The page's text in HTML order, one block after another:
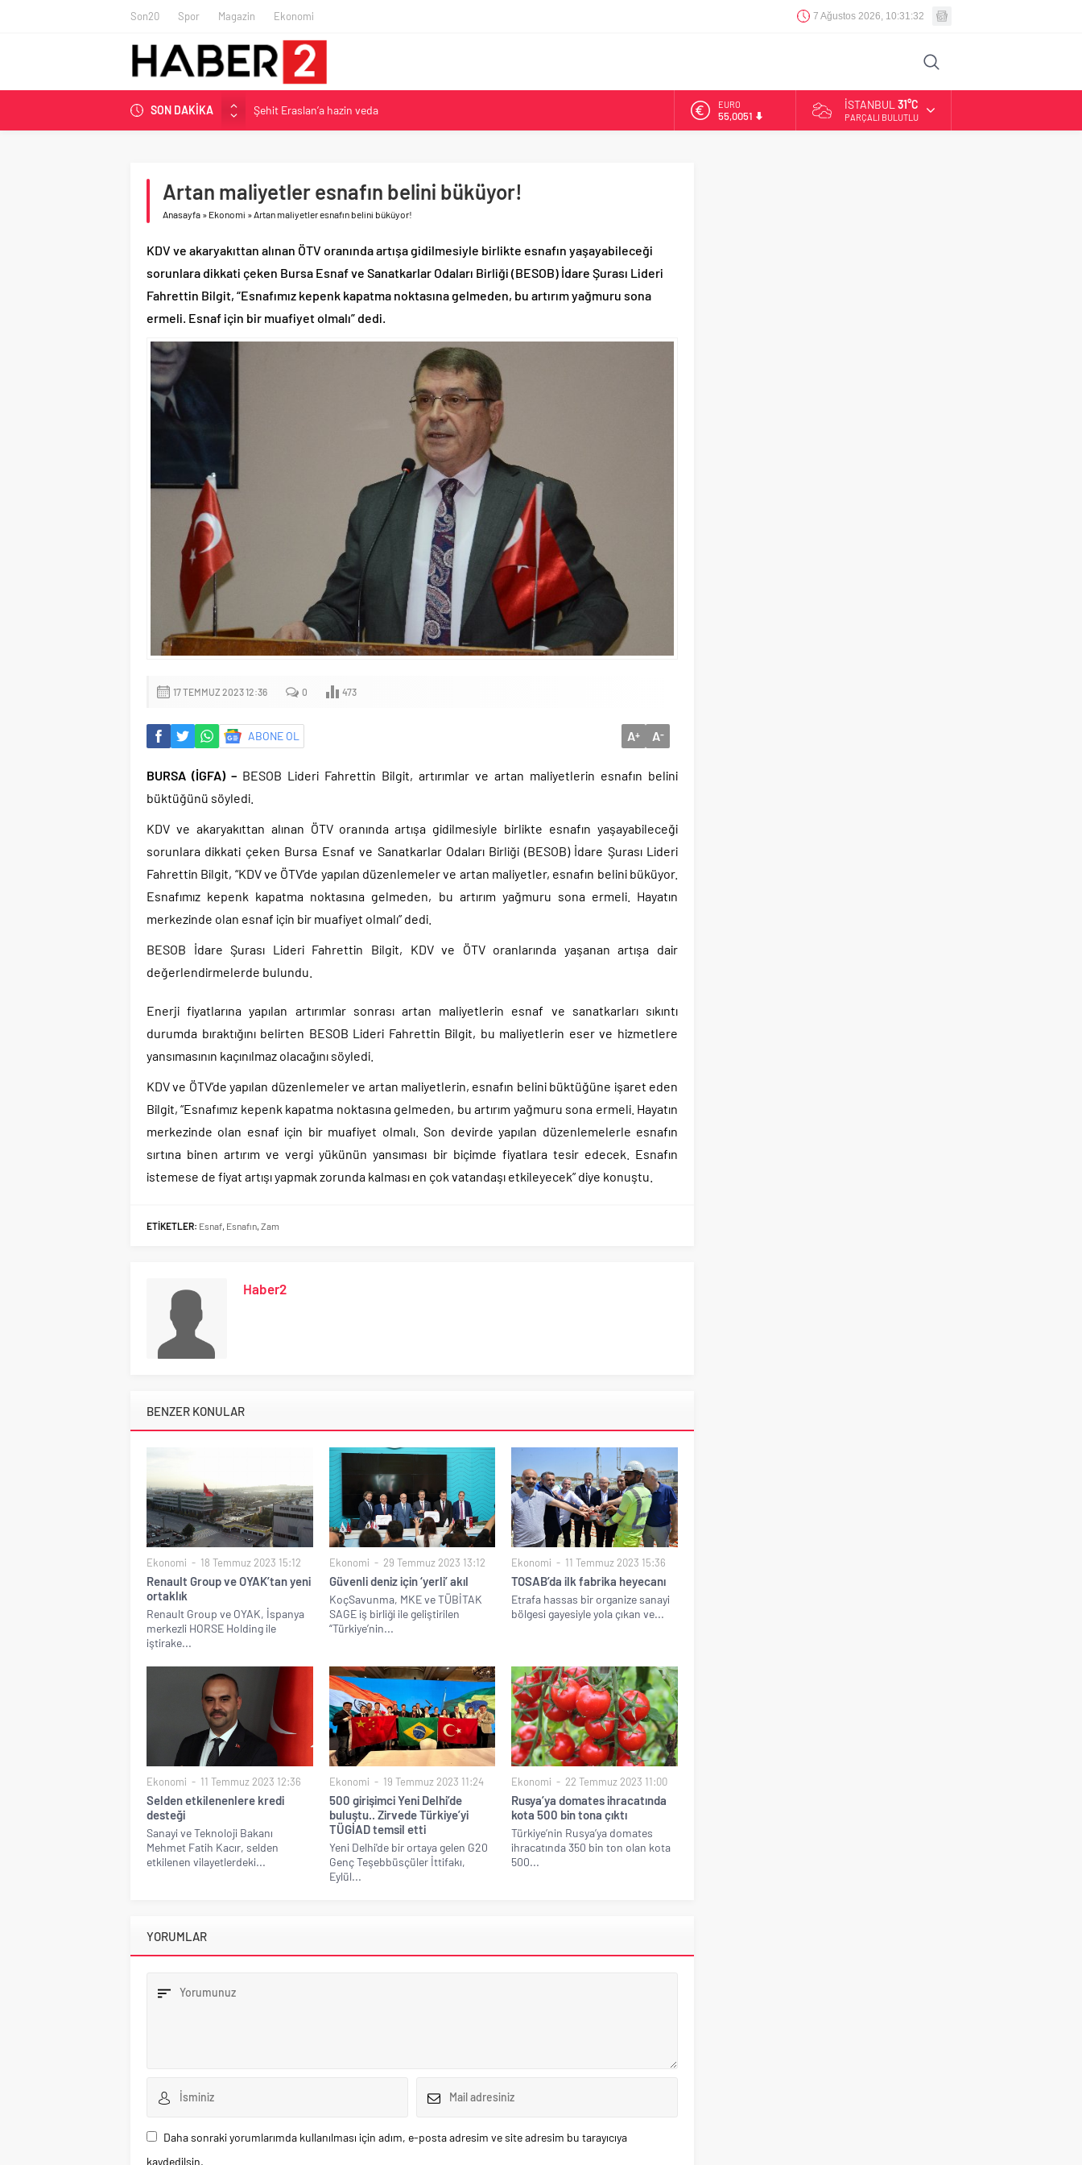
Son20 Spor Magazin Ekonomi 7 Ağustos 2026, 10:31:33
SON DAKİKA
Şehit Eraslan’a hazin veda
Toprak Razgatlıoğlu Çekya’da ikinci oldu
BAU Tıp’tan öğrencilerine 500 bin liralık bilimsel destek
İzmit Belediyesi’nden Tepeköy’de asfalt mesaisi
EURO
55,0051
İSTANBUL 31°C
PARÇALI BULUTLU
Artan maliyetler esnafın belini büküyor!
Anasayfa » Ekonomi »Artan maliyetler esnafın belini büküyor!
KDV ve akaryakıttan alınan ÖTV oranında artışa gidilmesiyle birlikte esnafın yaşayabileceği
sorunlara dikkati çeken Bursa Esnaf ve Sanatkarlar Odaları Birliği (BESOB) İdare Şurası Lideri
Fahrettin Bilgit, “Esnafımız kepenk kapatma noktasına gelmeden, bu artırım yağmuru sona
ermeli. Esnaf için bir muafiyet olmalı” dedi.
17 TEMMUZ 2023 12:36 0 473
ABONE OL A+ A-
BURSA (İGFA) – BESOB Lideri Fahrettin Bilgit, artırımlar ve artan maliyetlerin esnafın belini
büktüğünü söyledi.
KDV ve akaryakıttan alınan ÖTV oranında artışa gidilmesiyle birlikte esnafın yaşayabileceği
sorunlara dikkati çeken Bursa Esnaf ve Sanatkarlar Odaları Birliği (BESOB) İdare Şurası Lideri
Fahrettin Bilgit, “KDV ve ÖTV’de yapılan düzenlemeler ve artan maliyetler, esnafın belini büküyor.
Esnafımız kepenk kapatma noktasına gelmeden, bu artırım yağmuru sona ermeli. Hayatın
merkezinde olan esnaf için bir muafiyet olmalı” dedi.
BESOB İdare Şurası Lideri Fahrettin Bilgit, KDV ve ÖTV oranlarında yaşanan artışa dair
değerlendirmelerde bulundu.
Enerji fiyatlarına yapılan artırımlar sonrası artan maliyetlerin esnaf ve sanatkarları sıkıntı
durumda bıraktığını belirten BESOB Lideri Fahrettin Bilgit, bu maliyetlerin eser ve hizmetlere
yansımasının kaçınılmaz olacağını söyledi.
KDV ve ÖTV’de yapılan düzenlemeler ve artan maliyetlerin, esnafın belini büktüğüne işaret eden
Bilgit, “Esnafımız kepenk kapatma noktasına gelmeden, bu artırım yağmuru sona ermeli. Hayatın
merkezinde olan esnaf için bir muafiyet olmalı. Son devirde yapılan düzenlemelerle esnafın
sırtına binen artırım ve vergi yükünün yansıması bir biçimde fiyatlara tesir edecek. Esnafın
istemese de fiyat artışı yapmak zorunda kalması en çok vatandaşı etkileyecek” diye konuştu.
ETİKETLER: Esnaf, Esnafın, Zam
Haber2
BENZER KONULAR
Ekonomi 18 Temmuz 2023 15:12
Renault Group ve OYAK’tan yeni
ortaklık
Renault Group ve OYAK, İspanya
merkezli HORSE Holding ile
iştirake...
Ekonomi 29 Temmuz 2023 13:12
Güvenli deniz için ‘yerli’ akıl
KoçSavunma, MKE ve TÜBİTAK
SAGE iş birliği ile geliştirilen
“Türkiye’nin...
Ekonomi 11 Temmuz 2023 15:36
TOSAB’da ilk fabrika heyecanı
Etrafa hassas bir organize sanayi
bölgesi gayesiyle yola çıkan ve...
Ekonomi 11 Temmuz 2023 12:36
Selden etkilenenlere kredi
desteği
Sanayi ve Teknoloji Bakanı
Mehmet Fatih Kacır, selden
etkilenen vilayetlerdeki...
Ekonomi 19 Temmuz 2023 11:24
500 girişimci Yeni Delhi’de
buluştu.. Zirvede Türkiye’yi
TÜGİAD temsil etti
Yeni Delhi'de bir ortaya gelen G20
Genç Teşebbüsçüler İttifakı,
Eylül...
Ekonomi 22 Temmuz 2023 11:00
Rusya’ya domates ihracatında
kota 500 bin tona çıktı
Türkiye’nin Rusya’ya domates
ihracatında 350 bin ton olan kota
500...
YORUMLAR
Daha sonraki yorumlarımda kullanılması için adım, e-posta adresim ve site adresim bu tarayıcıya
kaydedilsin.